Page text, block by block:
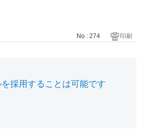
No : 274 印刷
採用することは可能です